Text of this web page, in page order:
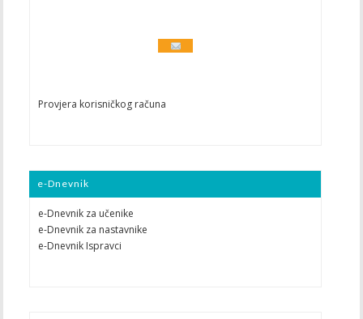
Provjera korisničkog računa
e-Dnevnik
e-Dnevnik za učenike
e-Dnevnik za nastavnike
e-Dnevnik Ispravci